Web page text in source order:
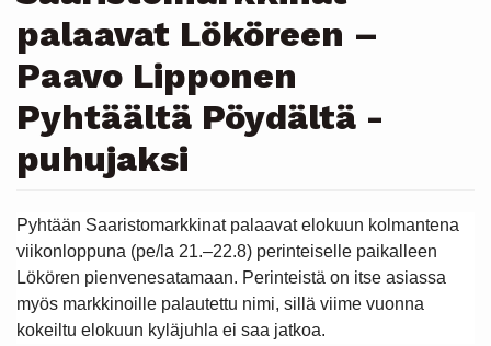
palaavat Lököreen –
Paavo Lipponen
Pyhtäältä Pöydältä -
puhujaksi
Pyhtään Saaristomarkkinat palaavat elokuun kolmantena
viikonloppuna (pe/la 21.–22.8) perinteiselle paikalleen
Lökören pienvenesatamaan. Perinteistä on itse asiassa
myös markkinoille palautettu nimi, sillä viime vuonna
kokeiltu elokuun kyläjuhla ei saa jatkoa.